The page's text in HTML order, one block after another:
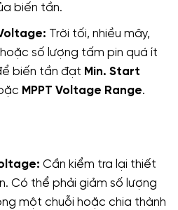
biến tần.
Trời tối, nhiều mây,
số lượng tấm pin quá ít
biến tần đạt Min. Start
MPPT Voltage Range.
Cần kiểm tra lại thiết
Có thể phải giảm số lượng
một chuỗi hoặc chia thành